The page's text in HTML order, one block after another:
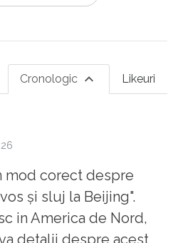
Likeuri
Cronologic
mod corect despre
și sluj la Beijing".
in America de Nord,
detalii despre acest